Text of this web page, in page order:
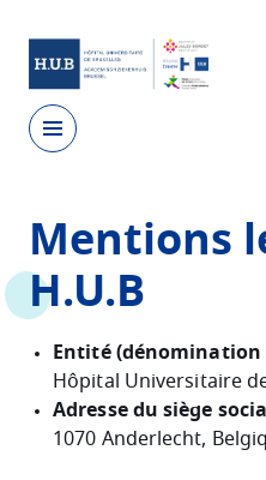
main
content
Mentions
H.U.B
Entité (dénomination
Hôpital Universitaire
Adresse du siège social
1070 Anderlecht,